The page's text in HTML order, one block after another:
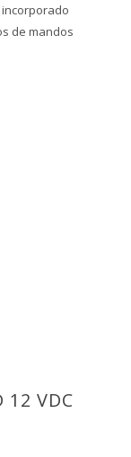
de mandos
12 VDC